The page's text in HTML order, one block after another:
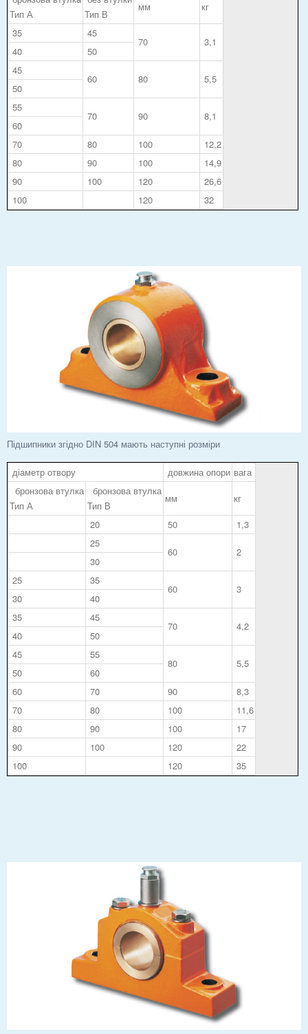
Тип А
Тип В
мм
кг
35
45
70 3,1
40
50
45
60 80 5,5
50
55
70 90 8,1
60
70
80 100
12,2
80
90 100
14,9
90
100 120
26,6
100
120 32
Підшипники згідно DIN 504 мають наступні розміри
діаметр отвору довжина опори вага
бронзова втулка
Тип А
бронзова втулка
Тип В
мм
кг
20
50
1,3
25
60 2
30
25
35
60 3
30
40
35
45
70 4,2
40
50
45
55
80 5,5
50
60
60
70 90
8,3
70
80 100
11,6
80
90 100
17
90
100 120
22
100
120 35